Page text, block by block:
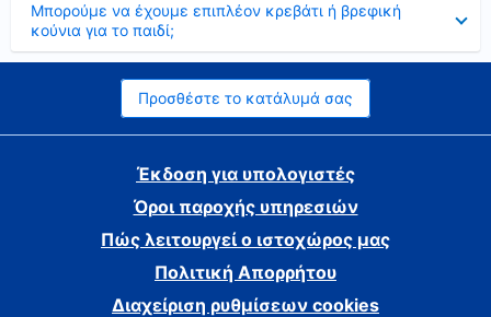
Μπορούμε να έχουμε επιπλέον κρεβάτι ή βρεφική
κούνια για το παιδί;
Προσθέστε το κατάλυμά σας
Έκδοση για υπολογιστές
Όροι παροχής υπηρεσιών
Πώς λειτουργεί ο ιστοχώρος μας
Πολιτική Απορρήτου
Διαχείριση ρυθμίσεων cookies